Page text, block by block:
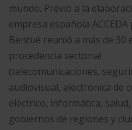
mundo. Previo a la
empresa española
Bentué reunió a más de 30
procedencia sectorial
(telecomunicaciones,
audiovisual, electrónica de
eléctrico, informática,
gobiernos de regiones y